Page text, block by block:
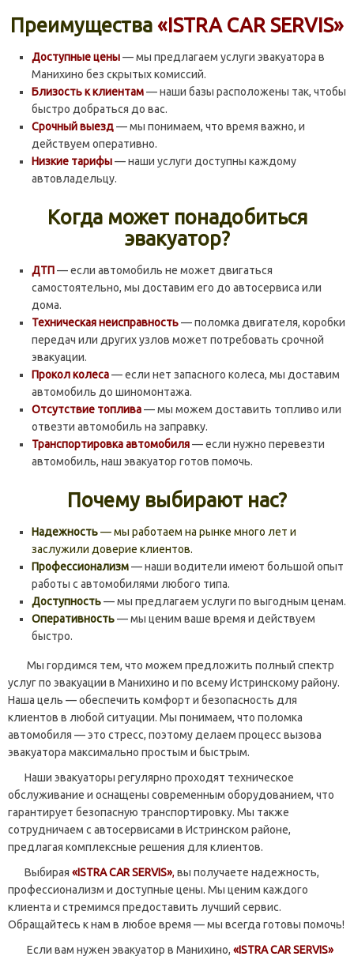
Преимущества «ISTRA CAR SERVIS»
Доступные цены— мы предлагаем услуги эвакуатора в
Манихино без скрытых комиссий.
Близость к клиентам— наши базы расположены так, чтобы
быстро добраться до вас.
Срочный выезд— мы понимаем, что время важно, и
действуем оперативно.
Низкие тарифы— наши услуги доступны каждому
автовладельцу.
Когда может понадобиться
эвакуатор?
ДТП— если автомобиль не может двигаться
самостоятельно, мы доставим его до автосервиса или
дома.
Техническая неисправность— поломка двигателя, коробки
передач или других узлов может потребовать срочной
эвакуации.
Прокол колеса— если нет запасного колеса, мы доставим
автомобиль до шиномонтажа.
Отсутствие топлива— мы можем доставить топливо или
отвезти автомобиль на заправку.
Транспортировка автомобиля— если нужно перевезти
автомобиль, наш эвакуатор готов помочь.
Почему выбирают нас?
Надежность— мы работаем на рынке много лет и
заслужили доверие клиентов.
Профессионализм— наши водители имеют большой опыт
работы с автомобилями любого типа.
Доступность— мы предлагаем услуги по выгодным ценам.
Оперативность— мы ценим ваше время и действуем
быстро.
Мы гордимся тем, что можем предложить полный спектр
услуг по эвакуации в Манихино и по всему Истринскому району.
Наша цель — обеспечить комфорт и безопасность для
клиентов в любой ситуации. Мы понимаем, что поломка
автомобиля — это стресс, поэтому делаем процесс вызова
эвакуатора максимально простым и быстрым.
Наши эвакуаторы регулярно проходят техническое
обслуживание и оснащены современным оборудованием, что
гарантирует безопасную транспортировку. Мы также
сотрудничаем с автосервисами в Истринском районе,
предлагая комплексные решения для клиентов.
Выбирая «ISTRA CAR SERVIS», вы получаете надежность,
профессионализм и доступные цены. Мы ценим каждого
клиента и стремимся предоставить лучший сервис.
Обращайтесь к нам в любое время — мы всегда готовы помочь!
Если вам нужен эвакуатор в Манихино, «ISTRA CAR SERVIS»